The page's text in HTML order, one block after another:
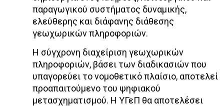
παραγωγικού συστήματος δυναμικής,
ελεύθερης και διάφανης διάθεσης
γεωχωρικών πληροφοριών.
Η σύγχρονη διαχείριση γεωχωρικών
πληροφοριών, βάσει των διαδικασιών που
υπαγορεύει το νομοθετικό πλαίσιο, αποτελεί
προαπαιτούμενο του ψηφιακού
μετασχηματισμού. Η ΥΓεΠ θα αποτελέσει